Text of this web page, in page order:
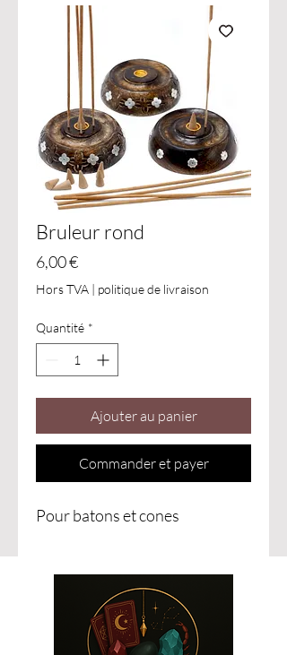
Bruleur rond
6,00 €Prix
Hors TVA | politique de livraison
Quantité *
Ajouter au panier
Commander et payer
Pour batons et cones